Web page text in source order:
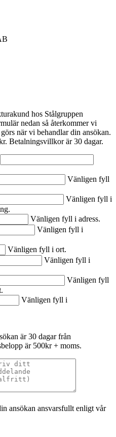
hos Stålgruppen
nedan så återkommer vi
när vi behandlar din ansökan.
Betalningsvillkor är 30 dagar.
Vänligen fyll
Vänligen fyll i
Vänligen fyll i adress.
Vänligen fyll i
Vänligen fyll i ort.
Vänligen fyll i
Vänligen fyll
Vänligen fyll i
är 30 dagar från
är 500kr + moms.
ansökan ansvarsfullt enligt vår